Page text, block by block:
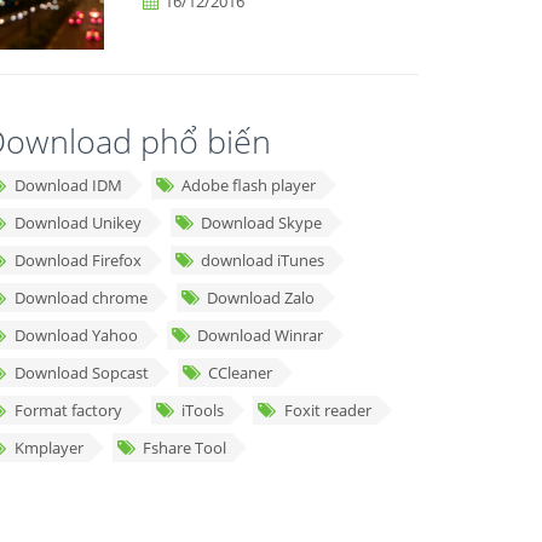
phổ biến
Download IDM
Adobe flash player
Download Unikey
Download Skype
Download Firefox
download iTunes
Download chrome
Download Zalo
Download Yahoo
Download Winrar
Download Sopcast
CCleaner
Format factory
iTools
Foxit reader
Kmplayer
Fshare Tool